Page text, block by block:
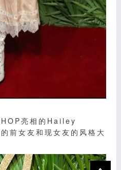
亮相的Hailey
女友和现女友的风格大